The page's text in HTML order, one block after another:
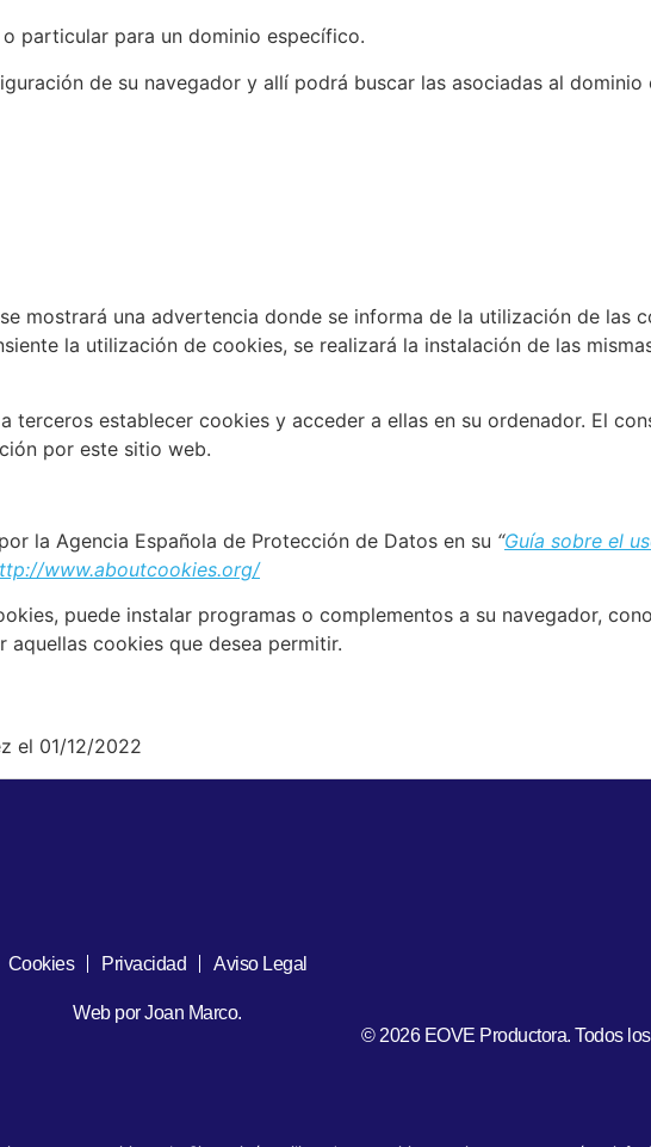
particular para un dominio específico.
de su navegador y allí podrá buscar las asociadas al dominio
mostrará una advertencia donde se informa de la utilización de las
la utilización de cookies, se realizará la instalación de las
terceros establecer cookies y acceder a ellas en su ordenador. El
por este sitio web.
la Agencia Española de Protección de Datos en su “Guía sobre el
www.aboutcookies.org/
puede instalar programas o complementos a su navegador,
aquellas cookies que desea permitir.
el 01/12/2022
Cookies Privacidad Aviso Legal
Web por Joan Marco.
© 2026 EOVE Productora. Todos